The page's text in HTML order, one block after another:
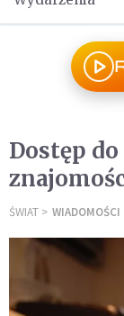
Dostęp
ŚWIAT